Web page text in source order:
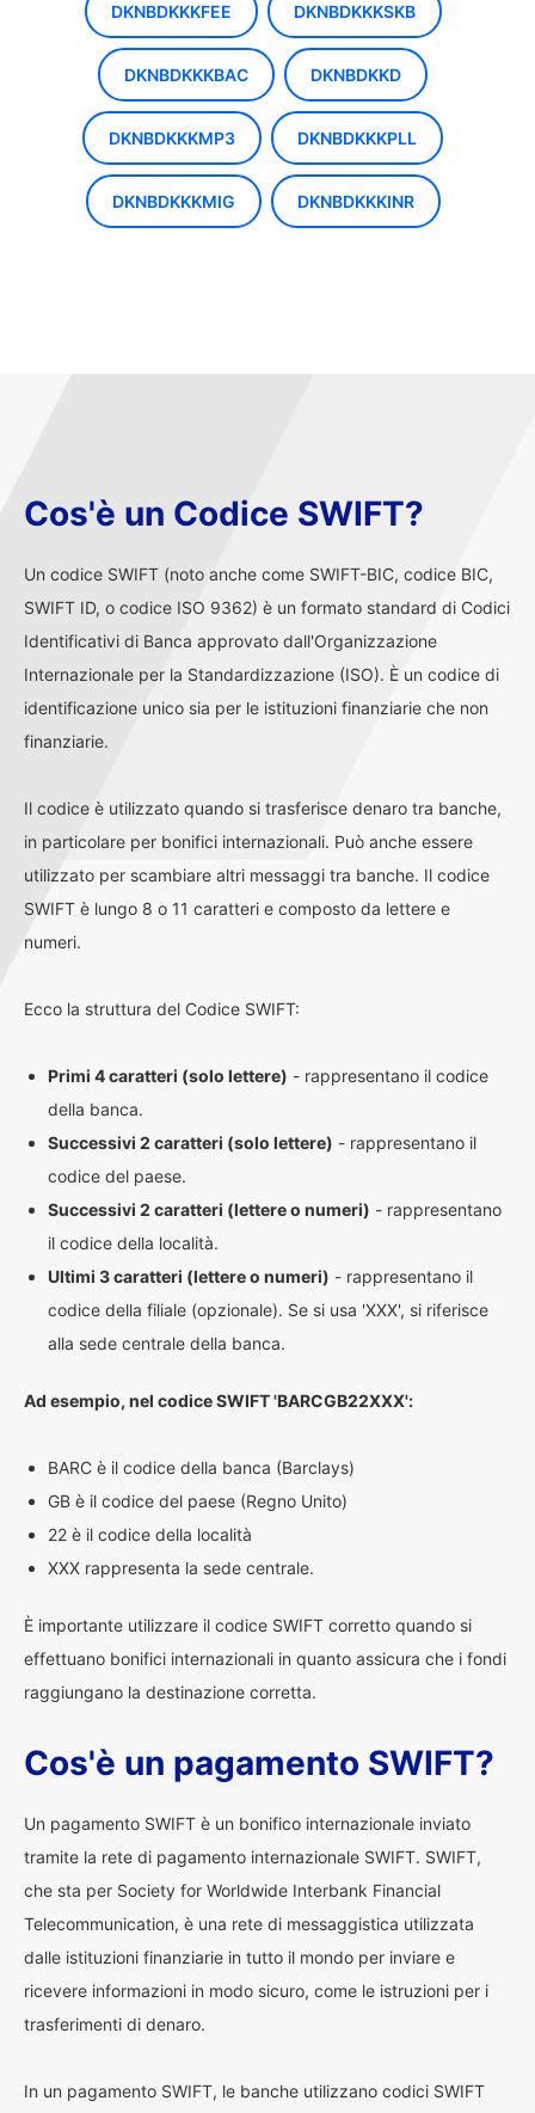
DKNBDKKKFEE DKNBDKKKSKB
DKNBDKKKBAC DKNBDKKD
DKNBDKKKMP3 DKNBDKKKPLL
DKNBDKKKMIG DKNBDKKKINR
Cos'è un Codice SWIFT?
Un codice SWIFT (noto anche come SWIFT-BIC, codice BIC,
SWIFT ID, o codice ISO 9362) è un formato standard di Codici
Identificativi di Banca approvato dall'Organizzazione
Internazionale per la Standardizzazione (ISO). È un codice di
identificazione unico sia per le istituzioni finanziarie che non
finanziarie.
Il codice è utilizzato quando si trasferisce denaro tra banche,
in particolare per bonifici internazionali. Può anche essere
utilizzato per scambiare altri messaggi tra banche. Il codice
SWIFT è lungo 8 o 11 caratteri e composto da lettere e
numeri.
Ecco la struttura del Codice SWIFT:
Primi 4 caratteri (solo lettere) - rappresentano il codice
della banca.
Successivi 2 caratteri (solo lettere) - rappresentano il
codice del paese.
Successivi 2 caratteri (lettere o numeri) - rappresentano
il codice della località.
Ultimi 3 caratteri (lettere o numeri) - rappresentano il
codice della filiale (opzionale). Se si usa 'XXX', si riferisce
alla sede centrale della banca.
Ad esempio, nel codice SWIFT 'BARCGB22XXX':
BARC è il codice della banca (Barclays)
GB è il codice del paese (Regno Unito)
22 è il codice della località
XXX rappresenta la sede centrale.
È importante utilizzare il codice SWIFT corretto quando si
effettuano bonifici internazionali in quanto assicura che i fondi
raggiungano la destinazione corretta.
Cos'è un pagamento SWIFT?
Un pagamento SWIFT è un bonifico internazionale inviato
tramite la rete di pagamento internazionale SWIFT. SWIFT,
che sta per Society for Worldwide Interbank Financial
Telecommunication, è una rete di messaggistica utilizzata
dalle istituzioni finanziarie in tutto il mondo per inviare e
ricevere informazioni in modo sicuro, come le istruzioni per i
trasferimenti di denaro.
In un pagamento SWIFT, le banche utilizzano codici SWIFT